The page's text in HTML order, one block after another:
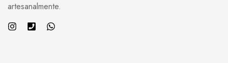
artesanalmente.